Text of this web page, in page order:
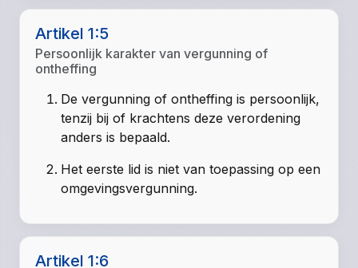
Artikel 1:5
Persoonlijk karakter van vergunning of
ontheffing
De vergunning of ontheffing is persoonlijk,
tenzij bij of krachtens deze verordening
anders is bepaald.
Het eerste lid is niet van toepassing op een
omgevingsvergunning.
Artikel 1:6